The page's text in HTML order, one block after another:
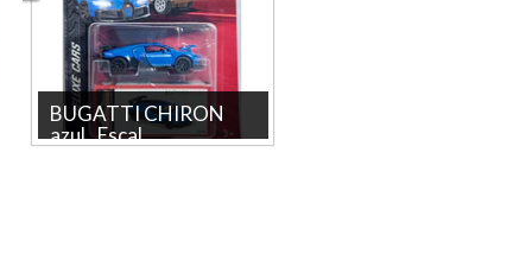
BUGATTI CHIRON
azul , Escal...